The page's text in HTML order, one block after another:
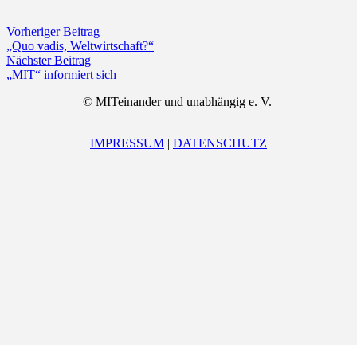
Vorheriger Beitrag
„Quo vadis, Weltwirtschaft?“
Nächster Beitrag
„MIT“ informiert sich
© MITeinander und unabhängig e. V.
IMPRESSUM | DATENSCHUTZ